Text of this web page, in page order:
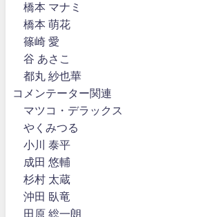
橋本 マナミ
橋本 萌花
篠崎 愛
谷 あさこ
都丸 紗也華
コメンテーター関連
マツコ・デラックス
やくみつる
小川 泰平
成田 悠輔
杉村 太蔵
沖田 臥竜
田原 総一朗